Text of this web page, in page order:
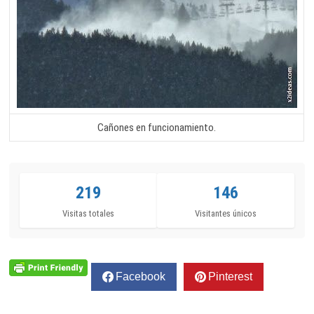
Cañones en funcionamiento.
219
Visitas totales
146
Visitantes únicos
Facebook Pinterest